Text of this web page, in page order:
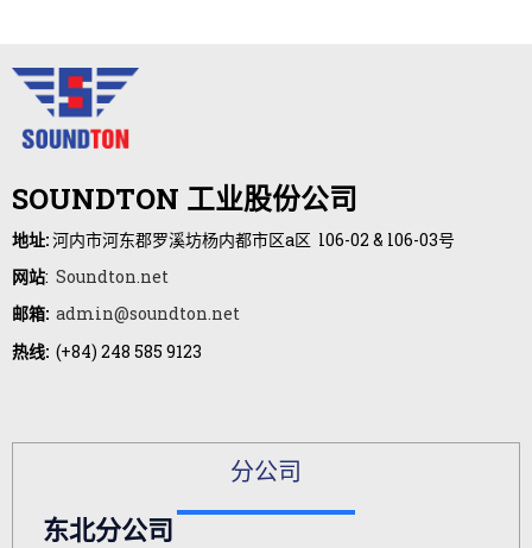
SOUNDTON 工业股份公司
地址:河内市河东郡罗溪坊杨内都市区a区 l06-02 & l06-03号
网站: Soundton.net
邮箱: admin@soundton.net
热线: (+84) 248 585 9123
分公司
东北分公司